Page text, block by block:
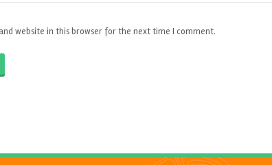
website in this browser for the next time I comment.